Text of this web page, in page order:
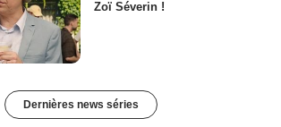
Zoï Séverin !
Dernières news séries